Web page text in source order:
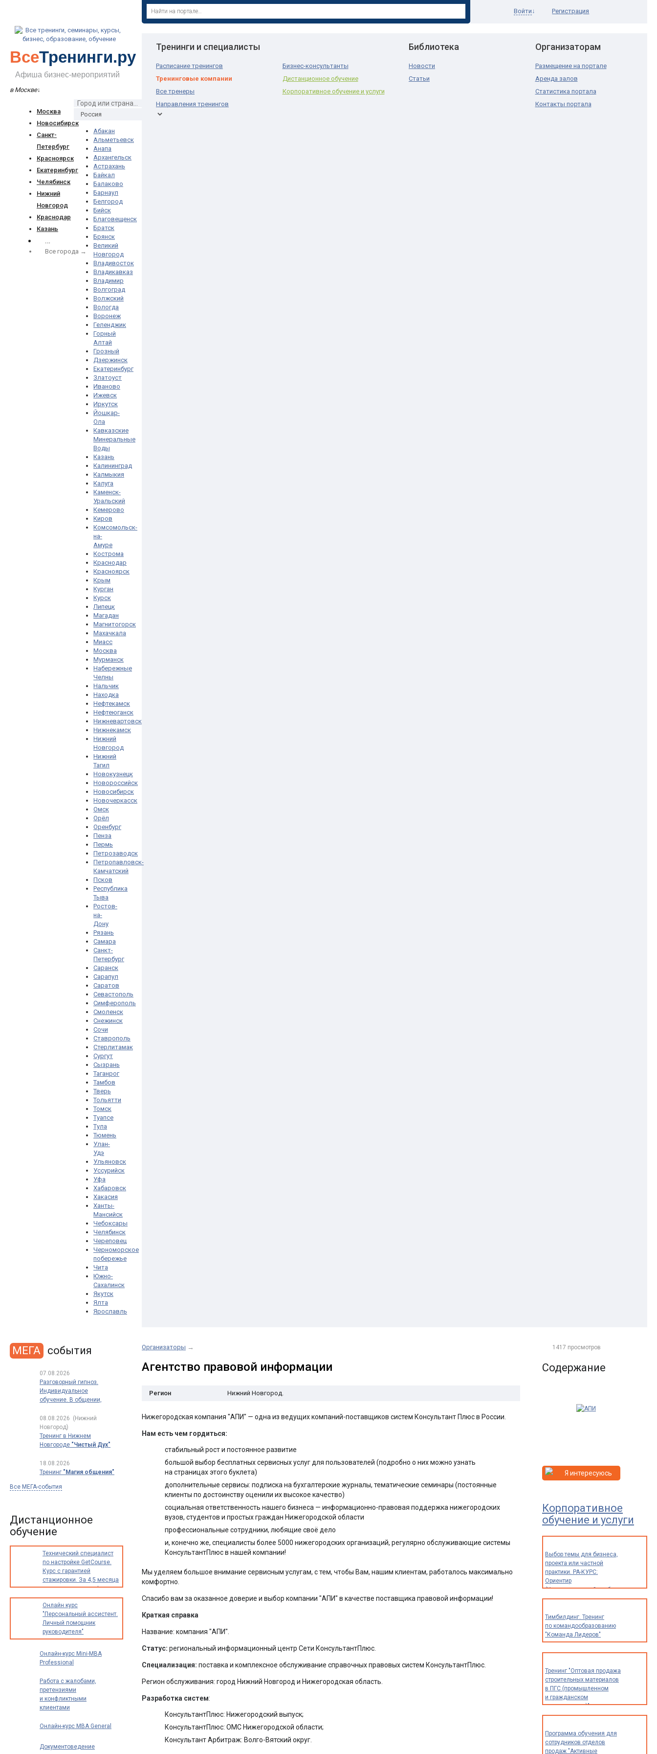
ВсеТренинги.ру
Афиша бизнес-мероприятий
в Москве↓
Москва
Новосибирск
Санкт-
Петербург
Красноярск
Екатеринбург
Челябинск
Нижний
Новгород
Краснодар
Казань
…
Все города →
Абакан
Альметьевск
Анапа
Архангельск
Астрахань
Байкал
Балаково
Барнаул
Белгород
Бийск
Благовещенск
Братск
Брянск
Великий
Новгород
Владивосток
Владикавказ
Владимир
Волгоград
Волжский
Вологда
Воронеж
Геленджик
Горный
Алтай
Грозный
Дзержинск
Екатеринбург
Златоуст
Иваново
Ижевск
Иркутск
Йошкар-
Ола
Кавказские
Минеральные
Воды
Казань
Калининград
Калмыкия
Калуга
Каменск-
Уральский
Кемерово
Киров
Комсомольск-
на-
Амуре
Кострома
Краснодар
Красноярск
Крым
Курган
Курск
Липецк
Магадан
Магнитогорск
Махачкала
Миасс
Москва
Мурманск
Набережные
Челны
Нальчик
Находка
Нефтекамск
Нефтеюганск
Нижневартовск
Нижнекамск
Нижний
Новгород
Нижний
Тагил
Новокузнецк
Новороссийск
Новосибирск
Новочеркасск
Омск
Орёл
Оренбург
Пенза
Пермь
Петрозаводск
Петропавловск-
Камчатский
Псков
Республика
Тыва
Ростов-
на-
Дону
Рязань
Самара
Санкт-
Петербург
Саранск
Сарапул
Саратов
Севастополь
Симферополь
Смоленск
Снежинск
Сочи
Ставрополь
Стерлитамак
Сургут
Сызрань
Таганрог
Тамбов
Тверь
Тольятти
Томск
Туапсе
Тула
Тюмень
Улан-
Удэ
Ульяновск
Уссурийск
Уфа
Хабаровск
Хакасия
Ханты-
Мансийск
Чебоксары
Челябинск
Череповец
Черноморское
побережье
Чита
Южно-
Сахалинск
Якутск
Ялта
Ярославль
Войти ↓ Регистрация
Тренинги и специалисты
Расписание тренингов
Тренинговые компании
Все тренеры
Направления тренингов
Бизнес-консультанты
Дистанционное обучение
Корпоративное обучение и услуги
Библиотека
Новости
Статьи
Организаторам
Размещение на портале
Аренда залов
Статистика портала
Контакты портала
Содержание
Я интересуюсь
Корпоративное
обучение и услуги
Выбор темы для бизнеса,
проекта или частной
практики. РА-КУРС:
Ориентир
(Индивидуальный разбор
опыта и идей для
экспертов
и специалистов)
Тимбилдинг. Тренинг
по командообразованию
"Команда Лидеров"
Тренинг "Оптовая продажа
строительных материалов
в ПГС (промышленном
и гражданском
строительстве)"
Программа обучения для
сотрудников отделов
продаж "Активные
Организаторы →
Агентство правовой информации
1417 просмотров
Регион Нижний Новгород.
Нижегородская компания "АПИ" — одна из ведущих компаний-поставщиков систем Консультант Плюс в России.
Нам есть чем гордиться:
стабильный рост и постоянное развитие
большой выбор бесплатных сервисных услуг для пользователей (подробно о них можно узнать
на страницах этого буклета)
дополнительные сервисы: подписка на бухгалтерские журналы, тематические семинары (постоянные
клиенты по достоинству оценили их высокое качество)
социальная ответственность нашего бизнеса — информационно-правовая поддержка нижегородских
вузов, студентов и простых граждан Нижегородской области
профессиональные сотрудники, любящие своё дело
и, конечно же, специалисты более 5000 нижегородских организаций, регулярно обслуживающие системы
КонсультантПлюс в нашей компании!
Мы уделяем большое внимание сервисным услугам, с тем, чтобы Вам, нашим клиентам, работалось максимально
комфортно.
Спасибо вам за оказанное доверие и выбор компании "АПИ" в качестве поставщика правовой информации!
Краткая справка
Название: компания "АПИ".
Статус: региональный информационный центр Сети КонсультантПлюс.
Специализация: поставка и комплексное обслуживание справочных правовых систем КонсультантПлюс.
Регион обслуживания: город Нижний Новгород и Нижегородская область.
Разработка систем:
КонсультантПлюс: Нижегородский выпуск;
КонсультантПлюс: ОМС Нижегородской области;
Консультант Арбитраж: Волго-Вятский округ.
МЕГА события
07.08.2026
Разговорный гипноз.
Индивидуальное
обучение. В общении,
08.08.2026 (Нижний
Новгород)
Тренинг в Нижнем
Новгороде "Чистый Дух"
18.08.2026
Тренинг "Магия общения"
Все МЕГА-события
Дистанционное
обучение
Технический специалист
по настройке GetCourse.
Курс с гарантией
стажировки. За 4,5 месяца
освоите новую профессию
с доходом от 30 000
до 70 000 рублей в месяц
Онлайн курс
"Персональный ассистент.
Личный помощник
руководителя"
Онлайн-курс Mini-MBA
Professional
Работа с жалобами,
претензиями
и конфликтными
клиентами
Онлайн-курс MBA General
Документоведение